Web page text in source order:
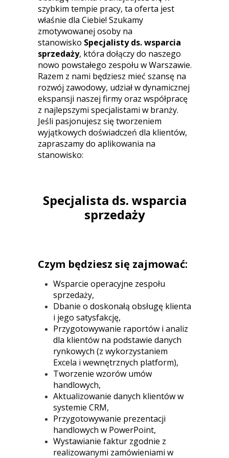
szybkim tempie pracy, ta oferta jest
właśnie dla Ciebie! Szukamy
zmotywowanej osoby na
stanowisko Specjalisty ds. wsparcia
sprzedaży, która dołączy do naszego
nowo powstałego zespołu w Warszawie.
Razem z nami będziesz mieć szansę na
rozwój zawodowy, udział w dynamicznej
ekspansji naszej firmy oraz współpracę
z najlepszymi specjalistami w branży.
Jeśli pasjonujesz się tworzeniem
wyjątkowych doświadczeń dla klientów,
zapraszamy do aplikowania na
stanowisko:
Specjalista ds. wsparcia
sprzedaży
Czym będziesz się zajmować:
Wsparcie operacyjne zespołu
sprzedaży,
Dbanie o doskonałą obsługę klienta
i jego satysfakcję,
Przygotowywanie raportów i analiz
dla klientów na podstawie danych
rynkowych (z wykorzystaniem
Excela i wewnętrznych platform),
Tworzenie wzorów umów
handlowych,
Aktualizowanie danych klientów w
systemie CRM,
Przygotowywanie prezentacji
handlowych w PowerPoint,
Wystawianie faktur zgodnie z
realizowanymi zamówieniami w